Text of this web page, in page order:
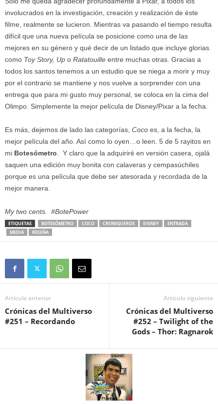
involucrados en la investigación, creación y realización de éste
filme, realmente se lucieron. Mientras va pasando el tiempo resulta
difícil que una nueva película se posicione como una de las
mejores en su género y qué decir de un listado que incluye glorias
como Toy Story, Up o Ratatouille entre muchas otras. Gracias a
todos los santos tenemos a un estudio que se niega a morir y muy
por el contrario se mantiene y nos vuelve a sorprender con una
entrega que para mi gusto muy personal, se coloca en la cima del
Olimpo. Simplemente la mejor película de Disney/Pixar a la fecha.
Es más, dejemos de lado las categorías, Coco es, a la fecha, la
mejor película del año. Así como lo oyen…o leen. 5 de 5 rayitos en
mi Botesómetro . Y claro que la adquiriré en versión casera, ojalá
saquen una edición muy bonita con calaveras y cempasúchiles
porque es una película que debe ser atesorada y recordada de la
mejor manera.
My two cents. #BotePower
ETIQUETAS BOTESÓMETRO COCO CRONIQUEROS DISNEY
ENTRADA
MEDIA
RESEÑA
Artículo anterior
Crónicas del Multiverso
#251 – Recordando
Artículo siguiente
Crónicas del Multiverso
#252 – Twilight of the
Gods – Thor: Ragnarok